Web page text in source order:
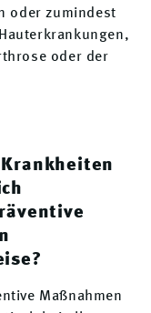
oder zumindest
oder der
Maßnahmen